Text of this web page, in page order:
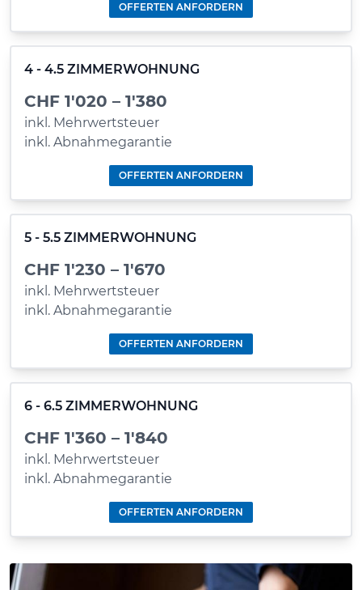
OFFERTEN ANFORDERN
4 - 4.5 ZIMMERWOHNUNG
CHF 1'020 – 1'380
inkl. Mehrwertsteuer
inkl. Abnahmegarantie
OFFERTEN ANFORDERN
5 - 5.5 ZIMMERWOHNUNG
CHF 1'230 – 1'670
inkl. Mehrwertsteuer
inkl. Abnahmegarantie
OFFERTEN ANFORDERN
6 - 6.5 ZIMMERWOHNUNG
CHF 1'360 – 1'840
inkl. Mehrwertsteuer
inkl. Abnahmegarantie
OFFERTEN ANFORDERN